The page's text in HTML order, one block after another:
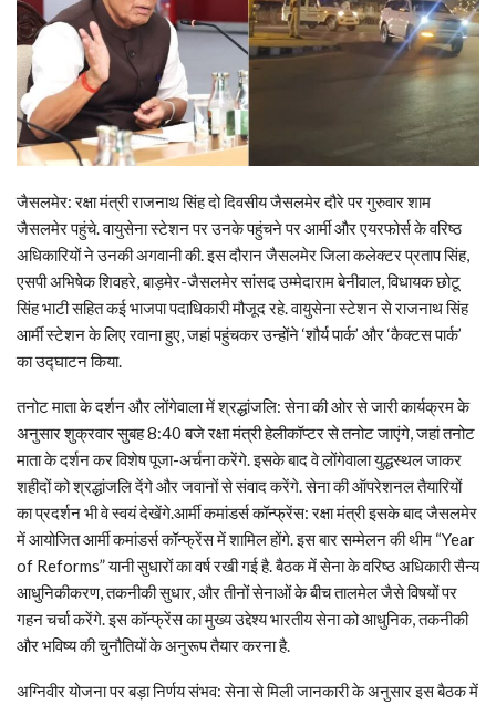
जैसलमेर: रक्षा मंत्री राजनाथ सिंह दो दिवसीय जैसलमेर दौरे पर गुरुवार शाम
जैसलमेर पहुंचे. वायुसेना स्टेशन पर उनके पहुंचने पर आर्मी और एयरफोर्स के वरिष्ठ
अधिकारियों ने उनकी अगवानी की. इस दौरान जैसलमेर जिला कलेक्टर प्रताप सिंह,
एसपी अभिषेक शिवहरे, बाड़मेर-जैसलमेर सांसद उम्मेदाराम बेनीवाल, विधायक छोटू
सिंह भाटी सहित कई भाजपा पदाधिकारी मौजूद रहे. वायुसेना स्टेशन से राजनाथ सिंह
आर्मी स्टेशन के लिए रवाना हुए, जहां पहुंचकर उन्होंने ‘शौर्य पार्क’ और ‘कैक्टस पार्क’
का उद्घाटन किया.
तनोट माता के दर्शन और लोंगेवाला में श्रद्धांजलि: सेना की ओर से जारी कार्यक्रम के
अनुसार शुक्रवार सुबह 8:40 बजे रक्षा मंत्री हेलीकॉप्टर से तनोट जाएंगे, जहां तनोट
माता के दर्शन कर विशेष पूजा-अर्चना करेंगे. इसके बाद वे लोंगेवाला युद्धस्थल जाकर
शहीदों को श्रद्धांजलि देंगे और जवानों से संवाद करेंगे. सेना की ऑपरेशनल तैयारियों
का प्रदर्शन भी वे स्वयं देखेंगे.आर्मी कमांडर्स कॉन्फ्रेंस: रक्षा मंत्री इसके बाद जैसलमेर
में आयोजित आर्मी कमांडर्स कॉन्फ्रेंस में शामिल होंगे. इस बार सम्मेलन की थीम “Year
of Reforms” यानी सुधारों का वर्ष रखी गई है. बैठक में सेना के वरिष्ठ अधिकारी सैन्य
आधुनिकीकरण, तकनीकी सुधार, और तीनों सेनाओं के बीच तालमेल जैसे विषयों पर
गहन चर्चा करेंगे. इस कॉन्फ्रेंस का मुख्य उद्देश्य भारतीय सेना को आधुनिक, तकनीकी
और भविष्य की चुनौतियों के अनुरूप तैयार करना है.
अग्निवीर योजना पर बड़ा निर्णय संभव: सेना से मिली जानकारी के अनुसार इस बैठक में